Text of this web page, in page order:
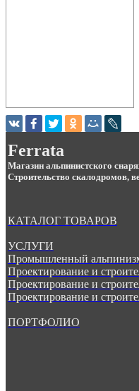
Ferrata
Магазин альпинистского
Строительство скалодромов,
КАТАЛОГ ТОВАРОВ
УСЛУГИ
Промышленный
Проектирование и
Проектирование и
Проектирование и
ПОРТФОЛИО